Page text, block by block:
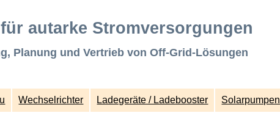
autarke Stromversorgungen
Planung und Vertrieb von Off-Grid-Lösungen
Wechselrichter Ladegeräte / Ladebooster Solarpumpen